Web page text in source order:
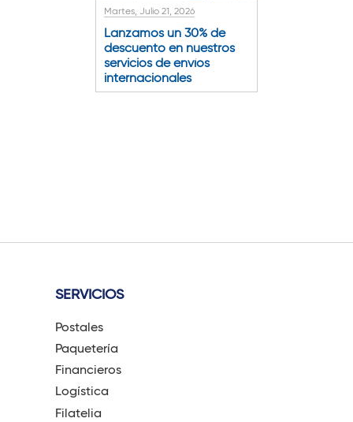
Martes, Julio 21, 2026
Lanzamos un 30% de
descuento en nuestros
servicios de envíos
internacionales
SERVICIOS
Postales
Paquetería
Financieros
Logística
Filatelia